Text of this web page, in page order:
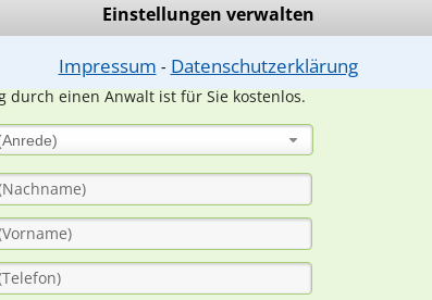
Einstellungen verwalten
Impressum ⁃ Datenschutzerklärung
werden sich spezialisierte Rechtsanwälte bei
durch einen Anwalt ist für Sie kostenlos.